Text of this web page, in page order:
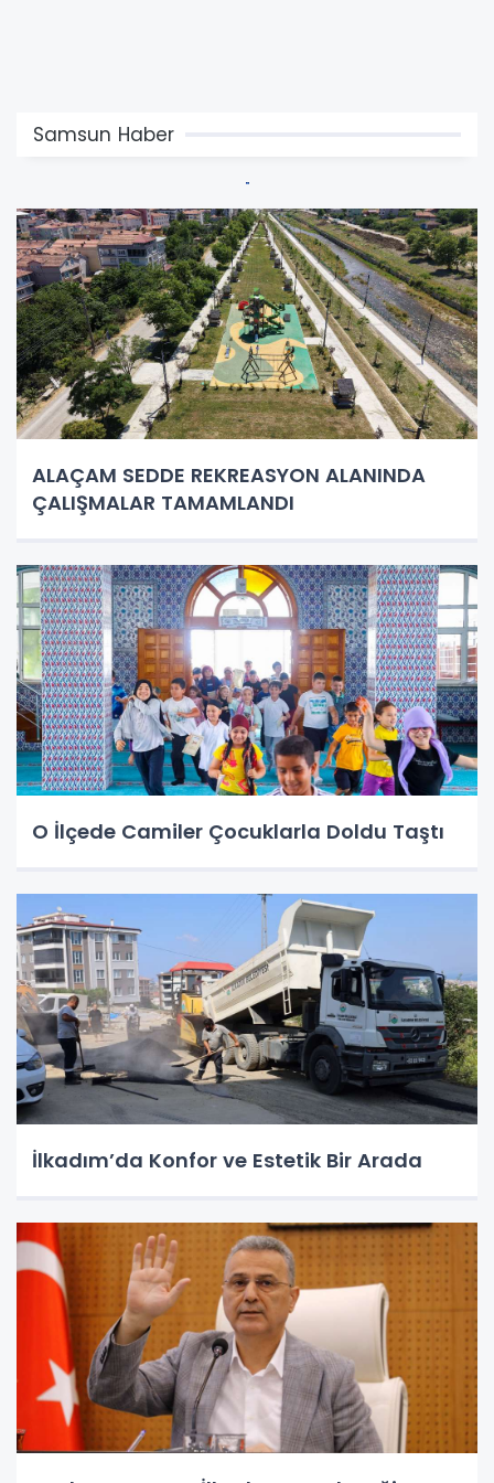
Samsun Haber
ALAÇAM SEDDE REKREASYON ALANINDA
ÇALIŞMALAR TAMAMLANDI
O İlçede Camiler Çocuklarla Doldu Taştı
İlkadım’da Konfor ve Estetik Bir Arada